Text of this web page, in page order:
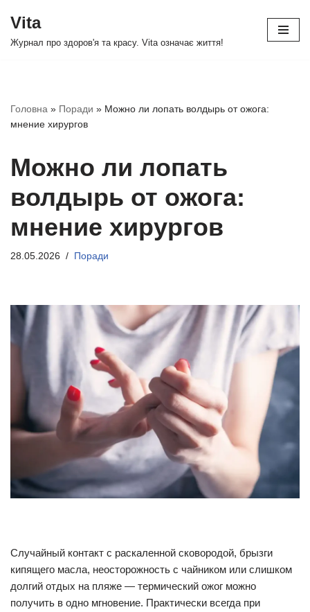
Перейти
Vita
Журнал про здоров'я та красу. Vita означає життя!
Головна » Поради » Можно ли лопать волдырь от ожога:
мнение хирургов
Можно ли лопать
волдырь от ожога:
мнение хирургов
28.05.2026 Поради
Случайный контакт с раскаленной сковородой, брызги
кипящего масла, неосторожность с чайником или слишком
долгий отдых на пляже — термический ожог можно
получить в одно мгновение. Практически всегда при